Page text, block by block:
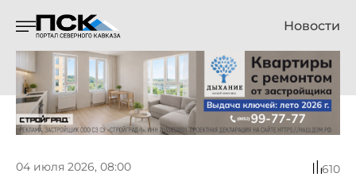
Новости
04 июля 2026, 08:00 610